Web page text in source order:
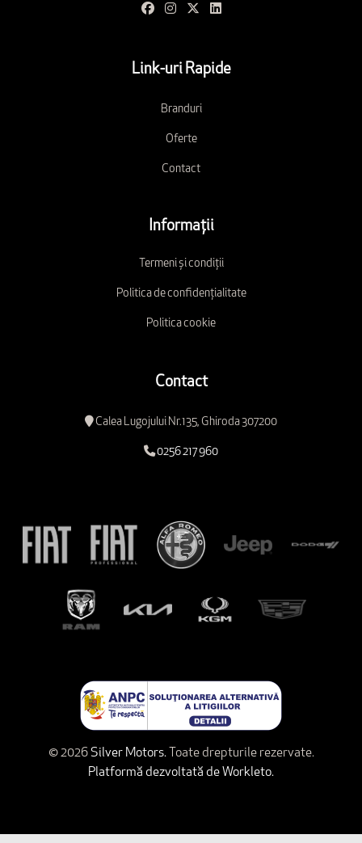
Link-uri Rapide
Branduri
Oferte
Contact
Informații
Termeni și condiții
Politica de confidențialitate
Politica cookie
Contact
Calea Lugojului Nr.135, Ghiroda 307200
0256 217 960
© 2026Silver Motors.Toate drepturile rezervate.
Platformă dezvoltată de Workleto.